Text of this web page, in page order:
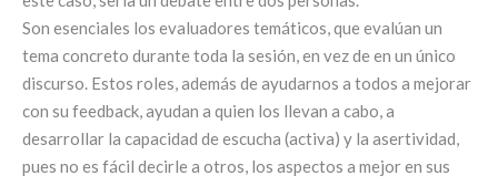
Son esenciales los evaluadores temáticos, que evalúan un
tema concreto durante toda la sesión, en vez de en un único
discurso. Estos roles, además de ayudarnos a todos a mejorar
con su feedback, ayudan a quien los llevan a cabo, a
desarrollar la capacidad de escucha (activa) y la asertividad,
pues no es fácil decirle a otros, los aspectos a mejor en sus